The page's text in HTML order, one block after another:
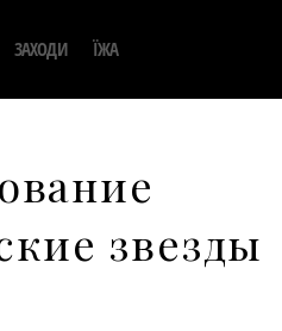
ЗАХОДИ ЇЖА
звезды